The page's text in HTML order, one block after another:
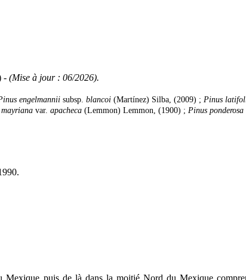
- (Mise à jour : 06/2026).
engelmannii subsp. blancoi (Martínez) Silba, (2009) ; Pinus
var. apacheca (Lemmon) Lemmon, (1900) ; Pinus ponderosa
puis de là dans la moitié Nord du Mexique